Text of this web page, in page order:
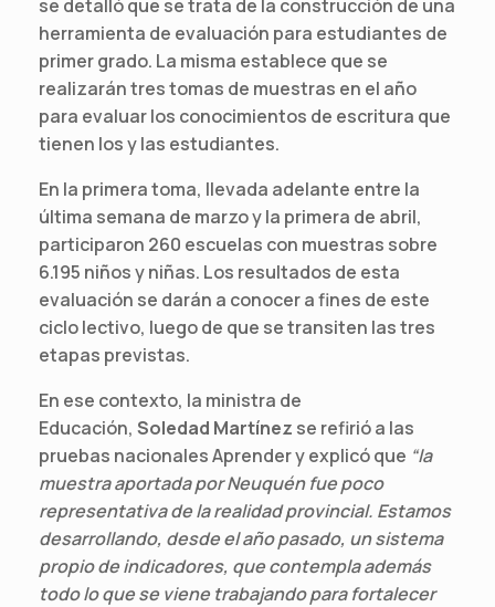
se detalló que se trata de la construcción de una
herramienta de evaluación para estudiantes de
primer grado. La misma establece que se
realizarán tres tomas de muestras en el año
para evaluar los conocimientos de escritura que
tienen los y las estudiantes.
En la primera toma, llevada adelante entre la
última semana de marzo y la primera de abril,
participaron 260 escuelas con muestras sobre
6.195 niños y niñas. Los resultados de esta
evaluación se darán a conocer a fines de este
ciclo lectivo, luego de que se transiten las tres
etapas previstas.
En ese contexto, la ministra de
Educación, Soledad Martínez se refirió a las
pruebas nacionales Aprender y explicó que “la
muestra aportada por Neuquén fue poco
representativa de la realidad provincial. Estamos
desarrollando, desde el año pasado, un sistema
propio de indicadores, que contempla además
todo lo que se viene trabajando para fortalecer